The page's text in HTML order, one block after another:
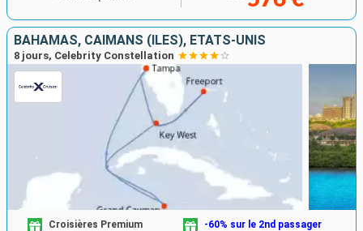
BAHAMAS, CAÏMANS (ÎLES), ÉTATS-UNIS
8 jours, Celebrity Constellation
Croisières Premium
-60% sur le 2nd passager